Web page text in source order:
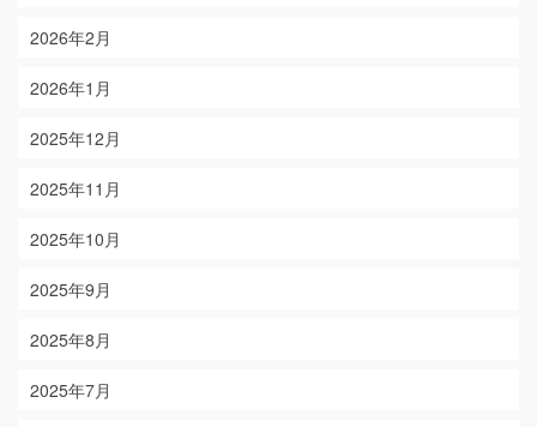
2026年2月
2026年1月
2025年12月
2025年11月
2025年10月
2025年9月
2025年8月
2025年7月